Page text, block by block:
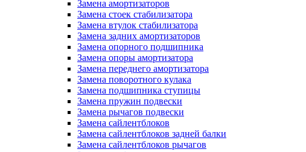
Замена амортизаторов
Замена стоек стабилизатора
Замена втулок стабилизатора
Замена задних амортизаторов
Замена опорного подшипника
Замена опоры амортизатора
Замена переднего амортизатора
Замена поворотного кулака
Замена подшипника ступицы
Замена пружин подвески
Замена рычагов подвески
Замена сайлентблоков
Замена сайлентблоков задней балки
Замена сайлентблоков рычагов